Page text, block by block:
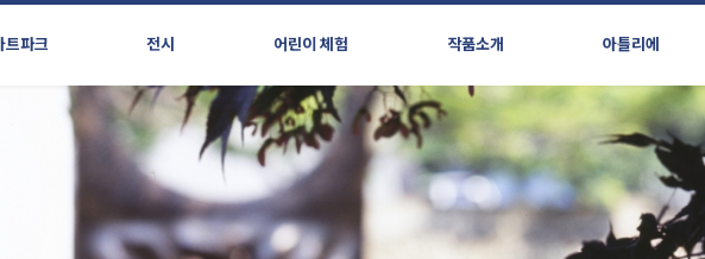
트파크 전시 어린이 체험 작품소개 아틀리에